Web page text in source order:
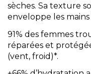
sèches. Sa texture
enveloppe les
91% des femmes
réparées et
(vent, froid)*.